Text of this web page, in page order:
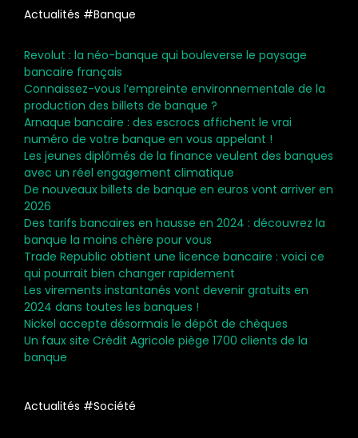
Actualités #Banque
Revolut : la néo-banque qui bouleverse le paysage
bancaire français
Connaissez-vous l’empreinte environnementale de la
production des billets de banque ?
Arnaque bancaire : des escrocs affichent le vrai
numéro de votre banque en vous appelant !
Les jeunes diplômés de la finance veulent des banques
avec un réel engagement climatique
De nouveaux billets de banque en euros vont arriver en
2026
Des tarifs bancaires en hausse en 2024 : découvrez la
banque la moins chère pour vous
Trade Republic obtient une licence bancaire : voici ce
qui pourrait bien changer rapidement
Les virements instantanés vont devenir gratuits en
2024 dans toutes les banques !
Nickel accepte désormais le dépôt de chèques
Un faux site Crédit Agricole piège 1700 clients de la
banque
Actualités #Société